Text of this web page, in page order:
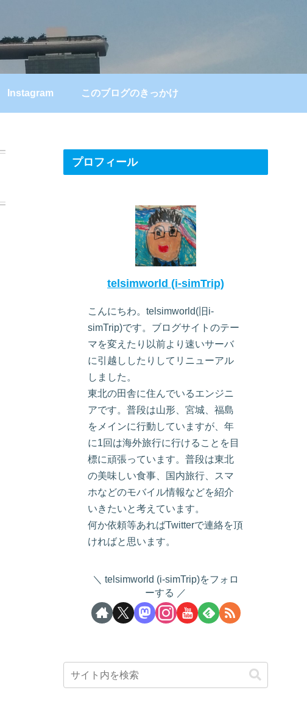
Instagram このブログのきっかけ
プロフィール
telsimworld (i-simTrip)
こんにちわ。telsimworld(旧i-
simTrip)です。ブログサイトのテー
マを変えたり以前より速いサーバ
に引越ししたりしてリニューアル
しました。
東北の田舎に住んでいるエンジニ
アです。普段は山形、宮城、福島
をメインに行動していますが、年
に1回は海外旅行に行けることを目
標に頑張っています。普段は東北
の美味しい食事、国内旅行、スマ
ホなどのモバイル情報などを紹介
いきたいと考えています。
何か依頼等あればTwitterで連絡を頂
ければと思います。
telsimworld (i-simTrip)をフォロ
ーする